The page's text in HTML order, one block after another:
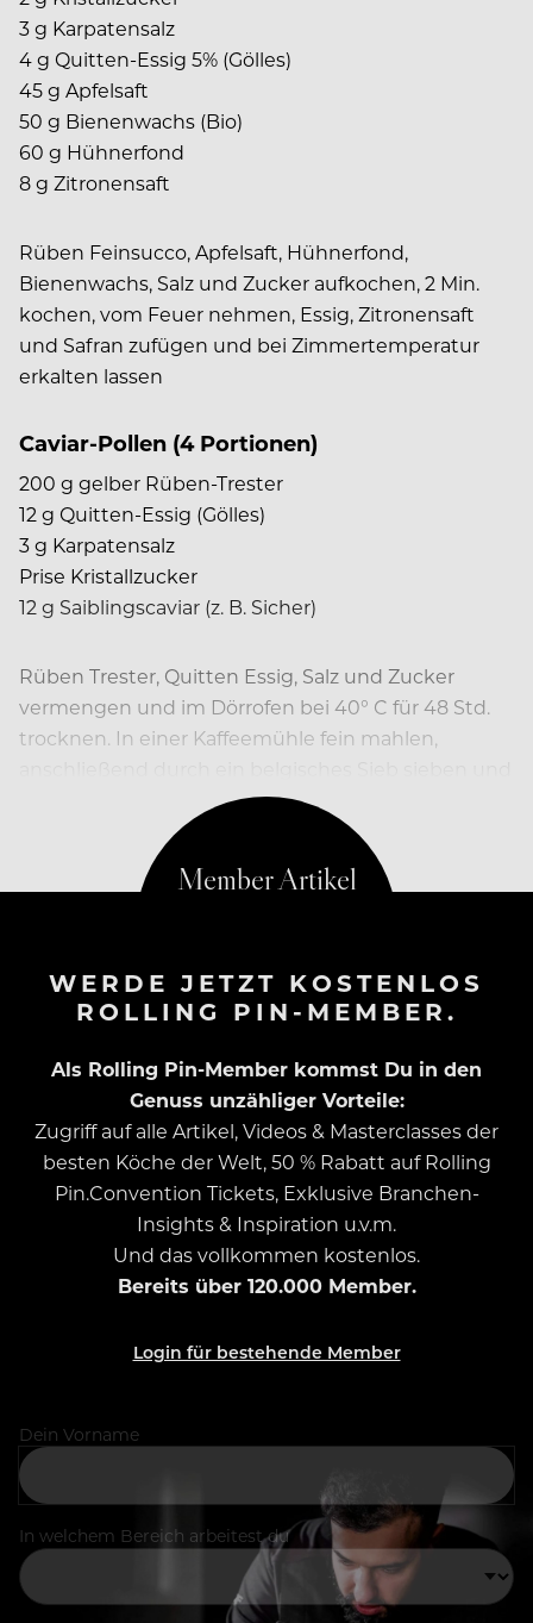
3 g Karpatensalz
4 g Quitten-Essig 5% (Gölles)
45 g Apfelsaft
50 g Bienenwachs (Bio)
60 g Hühnerfond
8 g Zitronensaft
Rüben Feinsucco, Apfelsaft, Hühnerfond,
Bienenwachs, Salz und Zucker aufkochen, 2 Min.
kochen, vom Feuer nehmen, Essig, Zitronensaft
und Safran zufügen und bei Zimmertemperatur
erkalten lassen
Caviar-Pollen (4 Portionen)
200 g gelber Rüben-Trester
12 g Quitten-Essig (Gölles)
3 g Karpatensalz
Prise Kristallzucker
12 g Saiblingscaviar (z. B. Sicher)
Rüben Trester, Quitten Essig, Salz und Zucker
vermengen und im Dörrofen bei 40° C für 48 Std.
trocknen. In einer Kaffeemühle fein mahlen,
WERDE JETZT KOSTENLOS
ROLLING PIN-MEMBER.
Als Rolling Pin-Member kommst Du in den
Genuss unzähliger Vorteile:
Zugriff auf alle Artikel, Videos & Masterclasses der
besten Köche der Welt, 50 % Rabatt auf Rolling
Pin.Convention Tickets, Exklusive Branchen-
Insights & Inspiration u.v.m.
Und das vollkommen kostenlos.
Bereits über 120.000 Member.
Login für bestehende Member
Dein Vorname
In welchem Bereich arbeitest du